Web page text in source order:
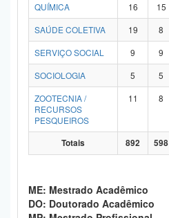
QUÍMICA
16 15
SAÚDE COLETIVA
19 8
SERVIÇO SOCIAL
9 9
SOCIOLOGIA
5 5
ZOOTECNIA /
RECURSOS
PESQUEIROS
11 8
Totais 892 598
ME: Mestrado Acadêmico
DO: Doutorado Acadêmico